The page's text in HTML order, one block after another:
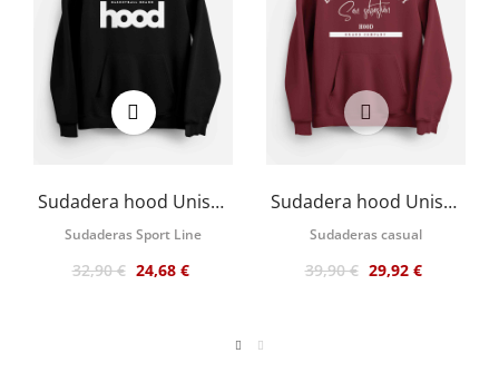
Sudadera hood Unisex
Sport logo en color
negro con capucha
en...
Sudaderas Sport Line
32,90 € 24,68 €
Sudadera hood Unisex
San Sebastián en color
burdeos
Sudaderas casual
39,90 € 29,92 €